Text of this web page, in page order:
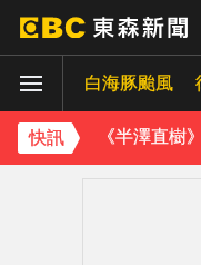
白海豚颱風
快訊
《半澤直樹
下載東森